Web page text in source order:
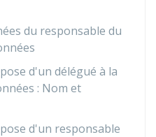
du responsable du
d'un délégué à la
: Nom et
d'un responsable